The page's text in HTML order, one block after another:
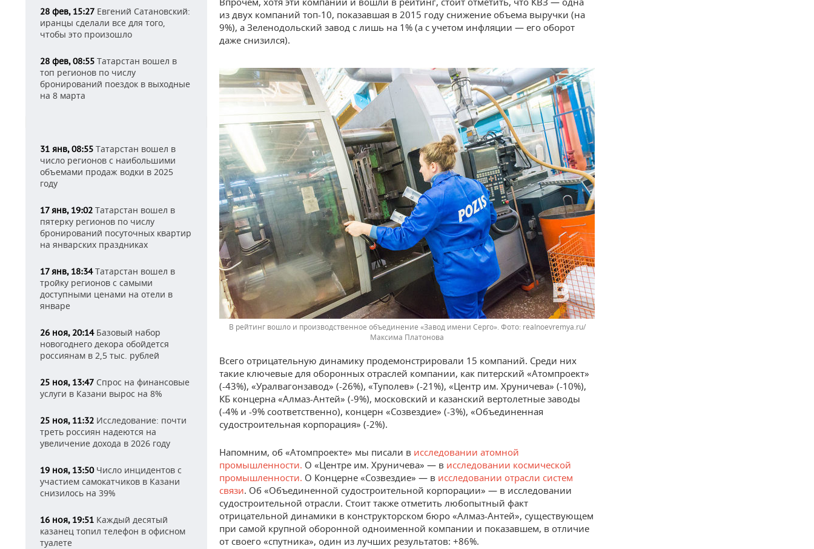
28 фев, 15:27 Евгений Сатановский:
иранцы сделали все для того,
чтобы это произошло
28 фев, 08:55 Татарстан вошел в
топ регионов по числу
бронирований поездок в выходные
на 8 марта
31 янв, 08:55 Татарстан вошел в
число регионов с наибольшими
объемами продаж водки в 2025
году
17 янв, 19:02 Татарстан вошел в
пятерку регионов по числу
бронирований посуточных квартир
на январских праздниках
17 янв, 18:34Татарстан вошел в
тройку регионов с самыми
доступными ценами на отели в
январе
26 ноя, 20:14Базовый набор
новогоднего декора обойдется
россиянам в 2,5 тыс. рублей
25 ноя, 13:47 Спрос на финансовые
услуги в Казани вырос на 8%
25 ноя, 11:32 Исследование: почти
треть россиян надеются на
увеличение дохода в 2026 году
19 ноя, 13:50Число инцидентов с
участием самокатчиков в Казани
снизилось на 39%
16 ноя, 19:51 Каждый десятый
казанец топил телефон в офисном
туалете
из двух компаний топ-10, показавшая в 2015 году снижение объема выручки (на
9%), а Зеленодольский завод с лишь на 1% (а с учетом инфляции — его оборот
даже снизился).
В рейтинг вошло и производственное объединение «Завод имени Серго».
realnoevremya.ru/
Максима Платонова
Всего отрицательную динамику продемонстрировали 15 компаний. Среди них
такие ключевые для оборонных отраслей компании, как питерский «Атомпроект»
(-43%), «Уралвагонзавод» (-26%), «Туполев» (-21%), «Центр им. Хруничева» (-10%),
КБ концерна «Алмаз-Антей» (-9%), московский и казанский вертолетные заводы
(-4% и -9% соответственно), концерн «Созвездие» (-3%), «Объединенная
судостроительная корпорация» (-2%).
Напомним, об «Атомпроекте» мы писали в исследовании атомной
промышленности. О «Центре им. Хруничева» — в исследовании космической
промышленности. О Концерне «Созвездие» — в исследовании отрасли систем
связи. Об «Объединенной судостроительной корпорации» — в исследовании
судостроительной отрасли. Стоит также отметить любопытный факт
отрицательной динамики в конструкторском бюро «Алмаз-Антей», существующем
при самой крупной оборонной одноименной компании и показавшем, в отличие
от своего «спутника», один из лучших результатов: +86%.